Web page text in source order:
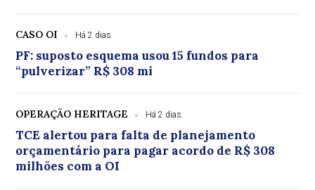
CASO OI Há 2 dias
PF: suposto esquema usou 15 fundos para
“pulverizar” R$ 308 mi
OPERAÇÃO HERITAGE Há 2 dias
TCE alertou para falta de planejamento
orçamentário para pagar acordo de R$ 308
milhões com a OI